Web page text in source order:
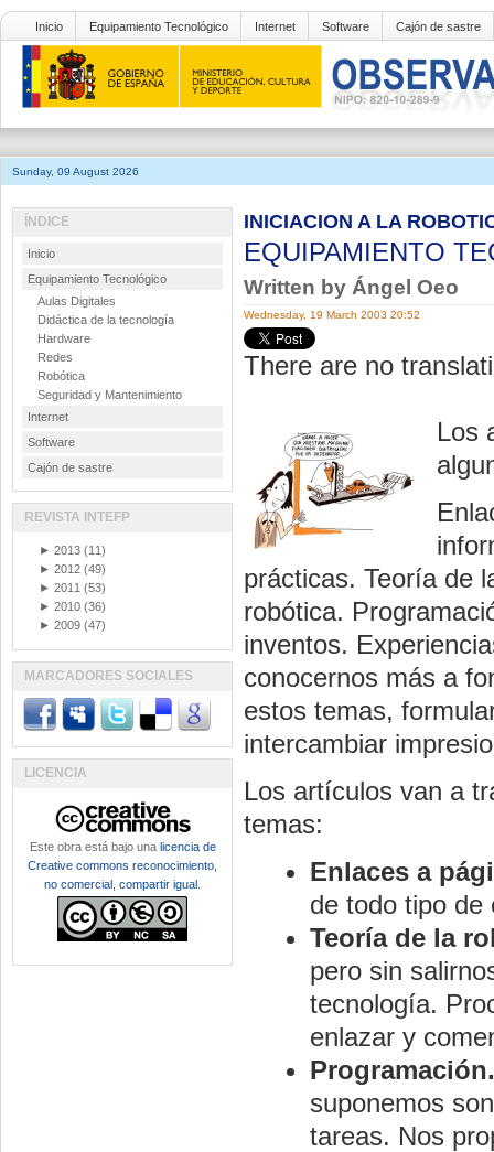
Inicio Equipamiento Tecnológico Internet Software Cajón de sastre
Sunday, 09 August 2026
INICIACION A LA
EQUIPAMIENTO
Written by Ángel Oeo
Wednesday, 19 March 2003 20:52
There are no
Los
prácticas. Teoría de
robótica.
inventos.
conocernos más a
estos temas,
intercambiar
Los artículos van a
temas:
Enlaces a
de todo tipo de
Teoría de la
pero sin
tecnología.
enlazar y
Programación.
suponemos
tareas. Nos
ÍNDICE
Inicio
Equipamiento Tecnológico
Aulas Digitales
Didáctica de la tecnología
Hardware
Redes
Robótica
Seguridad y Mantenimiento
Internet
Software
Cajón de sastre
REVISTA INTEFP
► 2013 (11)
► 2012 (49)
► 2011 (53)
► 2010 (36)
► 2009 (47)
MARCADORES SOCIALES
LICENCIA
Este obra está bajo una licencia de
Creative commons reconocimiento,
no comercial, compartir igual